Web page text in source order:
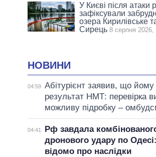
У Києві після атаки
зафіксували
озера Кирилівське
Сирець 8 серпня 2026,
НОВИНИ
04:59 Абітурієнт заявив, що йому
результат НМТ: перевірка
можливу підробку –
04:41
Рф завдала
дронового удару по
відомо про наслідки